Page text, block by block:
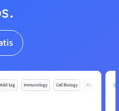
tag Immunology Cell Biology Mo